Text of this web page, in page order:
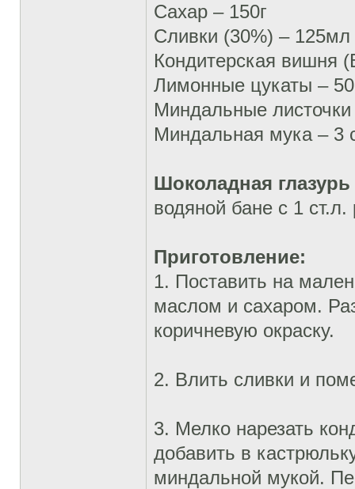
Сахар – 150г
Сливки (30%) – 125мл
Кондитерская вишня
Лимонные цукаты –
Миндальные листочки
Миндальная мука – 3
Шоколадная глазурь
водяной бане с 1 ст.л.
Приготовление:
1. Поставить на
маслом и сахаром.
коричневую окраску.
2. Влить сливки и
3. Мелко нарезать
добавить в
миндальной мукой.